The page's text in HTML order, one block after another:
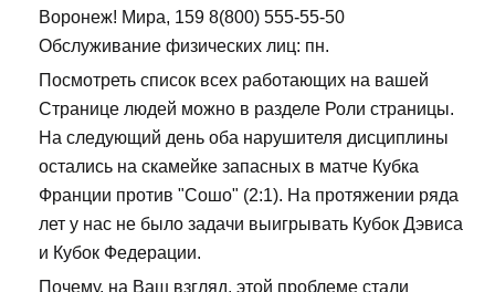
Воронеж! Мира, 159 8(800) 555-55-50
Обслуживание физических лиц: пн.
Посмотреть список всех работающих на вашей
Странице людей можно в разделе Роли страницы.
На следующий день оба нарушителя дисциплины
остались на скамейке запасных в матче Кубка
Франции против "Сошо" (2:1). На протяжении ряда
лет у нас не было задачи выигрывать Кубок Дэвиса
и Кубок Федерации.
Почему, на Ваш взгляд, этой проблеме стали